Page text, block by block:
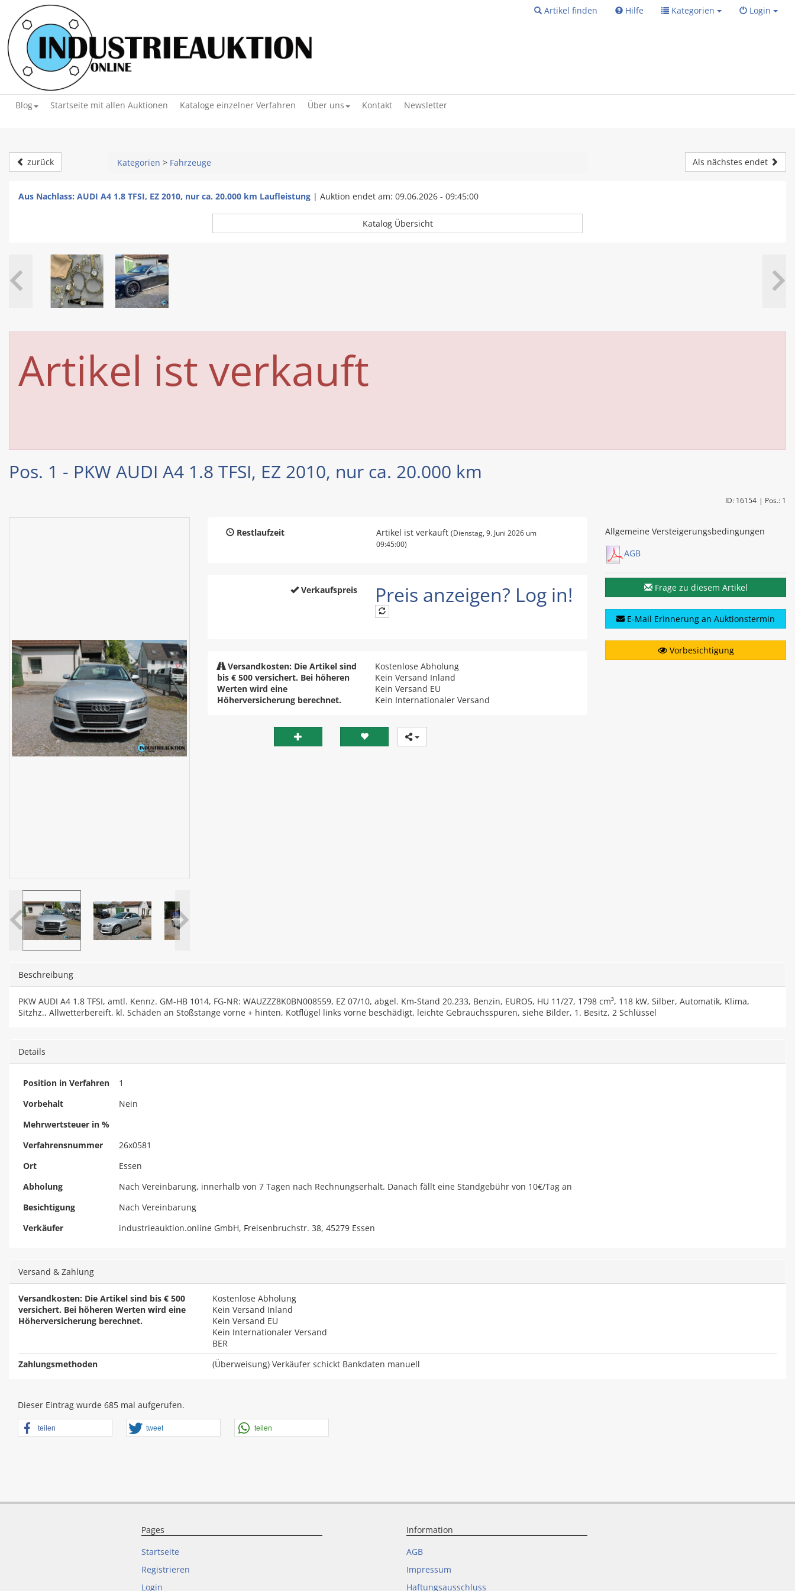
Artikel finden Hilfe Kategorien Login
Blog Startseite mit allen Auktionen Kataloge einzelner Verfahren Über uns Kontakt Newsletter
zurück Kategorien > Fahrzeuge Als nächstes endet
Aus Nachlass: AUDI A4 1.8 TFSI, EZ 2010, nur ca. 20.000 km Laufleistung | Auktion endet am: 09.06.2026 - 09:45:00
Katalog Übersicht
Artikel ist verkauft
Pos. 1 - PKW AUDI A4 1.8 TFSI, EZ 2010, nur ca. 20.000 km
ID: 16154 | Pos.: 1
Restlaufzeit Artikel ist verkauft (Dienstag, 9. Juni 2026 um
09:45:00)
Verkaufspreis Preis anzeigen? Log in!
Versandkosten: Die Artikel sind
bis € 500 versichert. Bei höheren
Werten wird eine
Höherversicherung berechnet.
Kostenlose Abholung
Kein Versand Inland
Kein Versand EU
Kein Internationaler Versand
Allgemeine Versteigerungsbedingungen
AGB
Frage zu diesem Artikel
E-Mail Erinnerung an Auktionstermin
Vorbesichtigung
Beschreibung
PKW AUDI A4 1.8 TFSI, amtl. Kennz. GM-HB 1014, FG-NR: WAUZZZ8K0BN008559, EZ 07/10, abgel. Km-Stand 20.233, Benzin, EURO5, HU 11/27, 1798 cm³, 118 kW, Silber, Automatik, Klima,
Sitzhz., Allwetterbereift, kl. Schäden an Stoßstange vorne + hinten, Kotflügel links vorne beschädigt, leichte Gebrauchsspuren, siehe Bilder, 1. Besitz, 2 Schlüssel
Details
Position in Verfahren
1
Vorbehalt
Nein
Mehrwertsteuer in %
Verfahrensnummer
26x0581
Ort
Essen
Abholung
Nach Vereinbarung, innerhalb von 7 Tagen nach Rechnungserhalt. Danach fällt eine Standgebühr von 10€/Tag an
Besichtigung
Nach Vereinbarung
Verkäufer
industrieauktion.online GmbH, Freisenbruchstr. 38, 45279 Essen
Versand & Zahlung
Versandkosten: Die Artikel sind bis € 500
versichert. Bei höheren Werten wird eine
Höherversicherung berechnet.
Kostenlose Abholung
Kein Versand Inland
Kein Versand EU
Kein Internationaler Versand
BER
Zahlungsmethoden
(Überweisung) Verkäufer schickt Bankdaten manuell
Dieser Eintrag wurde 685 mal aufgerufen.
teilen tweet teilen
Pages
Startseite
Registrieren
Login
Information
AGB
Impressum
Haftungsausschluss